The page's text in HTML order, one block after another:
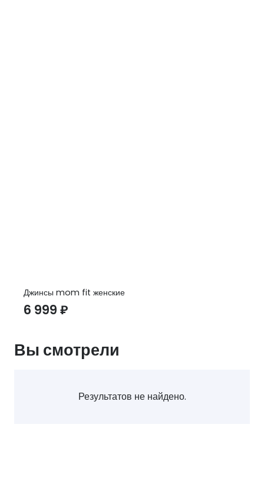
Джинсы mom fit женские
6 999 ₽
Вы смотрели
Результатов не найдено.